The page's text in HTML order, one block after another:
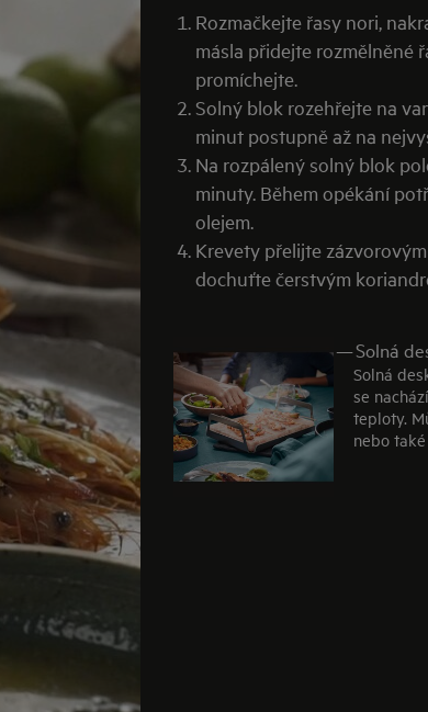
Rozmačkejte řasy nori,
másla přidejte rozmělněné
promíchejte.
Solný blok rozehřejte na
minut postupně až na
Na rozpálený solný blok
minuty. Během opékání
olejem.
Krevety přelijte
dochuťte čerstvým
—Solná
Solná
se
teploty.
nebo